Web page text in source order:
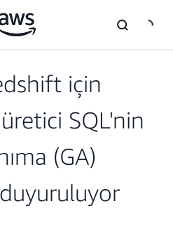
için
SQL'nin
(GA)